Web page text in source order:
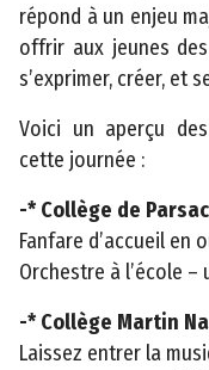
répond à un enjeu
offrir aux jeunes
s’exprimer, créer, et
Voici un aperçu
cette journée :
-* Collège de Parsac
Fanfare d’accueil en
Orchestre à l’école
-* Collège Martin
Laissez entrer la